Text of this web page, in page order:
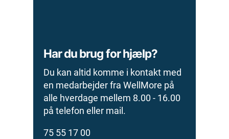
Har du brug for hjælp?
Du kan altid komme i kontakt med
en medarbejder fra WellMore på
alle hverdage mellem 8.00 - 16.00
på telefon eller mail.
75 55 17 00